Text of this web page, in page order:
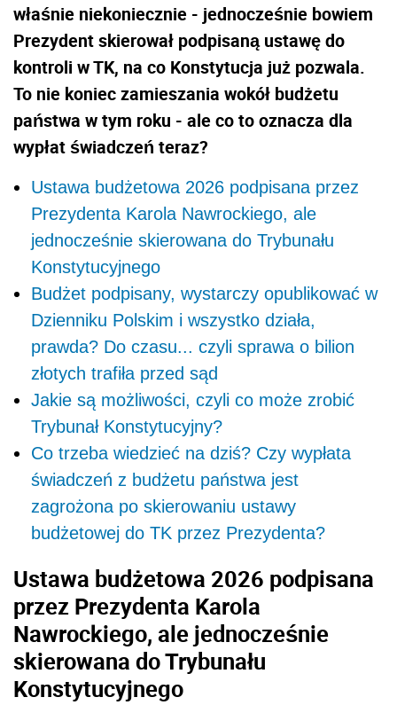
właśnie niekoniecznie - jednocześnie bowiem
Prezydent skierował podpisaną ustawę do
kontroli w TK, na co Konstytucja już pozwala.
To nie koniec zamieszania wokół budżetu
państwa w tym roku - ale co to oznacza dla
wypłat świadczeń teraz?
Ustawa budżetowa 2026 podpisana przez
Prezydenta Karola Nawrockiego, ale
jednocześnie skierowana do Trybunału
Konstytucyjnego
Budżet podpisany, wystarczy opublikować w
Dzienniku Polskim i wszystko działa,
prawda? Do czasu... czyli sprawa o bilion
złotych trafiła przed sąd
Jakie są możliwości, czyli co może zrobić
Trybunał Konstytucyjny?
Co trzeba wiedzieć na dziś? Czy wypłata
świadczeń z budżetu państwa jest
zagrożona po skierowaniu ustawy
budżetowej do TK przez Prezydenta?
Ustawa budżetowa 2026 podpisana
przez Prezydenta Karola
Nawrockiego, ale jednocześnie
skierowana do Trybunału
Konstytucyjnego